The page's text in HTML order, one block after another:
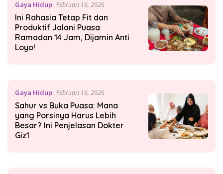
Gaya Hidup Februari 19, 2026
Ini Rahasia Tetap Fit dan
Produktif Jalani Puasa
Ramadan 14 Jam, Dijamin Anti
Loyo!
Gaya Hidup Februari 19, 2026
Sahur vs Buka Puasa: Mana
yang Porsinya Harus Lebih
Besar? Ini Penjelasan Dokter
Giz1